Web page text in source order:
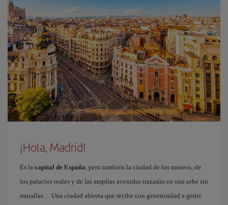
¡Hola, Madrid!
Es la capital de España, pero también la ciudad de los museos, de
los palacios reales y de las amplias avenidas trazadas en una urbe sin
murallas… Una ciudad abierta que recibe con generosidad a gente